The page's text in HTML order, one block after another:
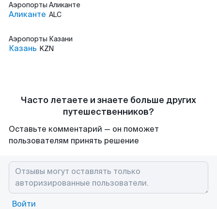
Аэропорты Аликанте
Аликанте ALC
Аэропорты Казани
Казань KZN
Часто летаете и знаете больше других
путешественников?
Оставьте комментарий — он поможет
пользователям принять решение
Войти